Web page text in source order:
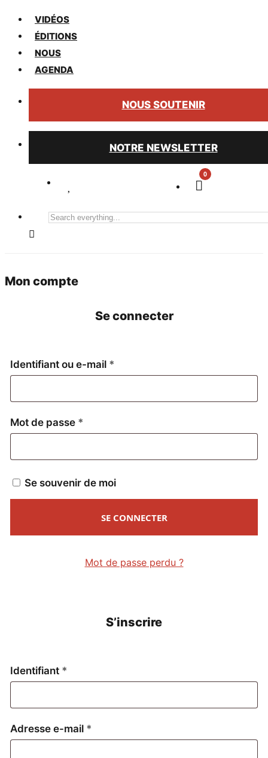
VIDÉOS
ÉDITIONS
NOUS
AGENDA
NOUS SOUTENIR
NOTRE NEWSLETTER
0
Search
Mon compte
Se connecter
Identifiant ou e-mail *
Mot de passe *
Se souvenir de moi
SE CONNECTER
Mot de passe perdu ?
S’inscrire
Identifiant *
Adresse e-mail *